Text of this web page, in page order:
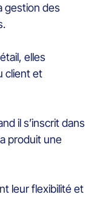
gestion des
elles
client et
il s’inscrit dans
produit une
leur flexibilité et